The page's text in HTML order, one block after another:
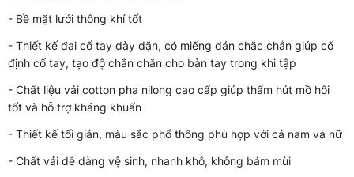
- Bề mặt lưới thông khí tốt
- Thiết kế đai cổ tay dày dặn, có miếng dán chắc chắn giúp cố
định cổ tay, tạo độ chắn chắn cho bàn tay trong khi tập
- Chất liệu vải cotton pha nilong cao cấp giúp thấm hút mồ hôi
tốt và hỗ trợ kháng khuẩn
- Thiết kế tối giản, màu sắc phổ thông phù hợp với cả nam và nữ
- Chất vải dễ dàng vệ sinh, nhanh khô, không bám mùi